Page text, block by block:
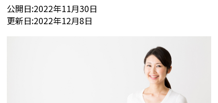
公開日:2022年11月30日
更新日:2022年12月8日